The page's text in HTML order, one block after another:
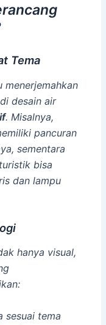
Tema
menerjemahkan
desain air
. Misalnya,
pancuran
sementara
bisa
dan lampu
hanya visual,
sesuai tema